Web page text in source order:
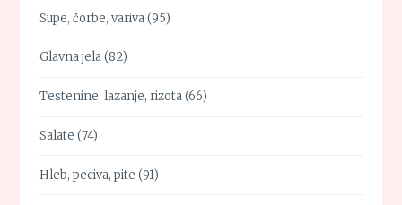
Supe, čorbe, variva(95)
Glavna jela(82)
Testenine, lazanje, rizota(66)
Salate (74)
Hleb, peciva, pite (91)